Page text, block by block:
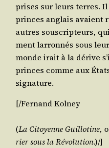
prises sur leurs terres.
princes anglais avaient
autres sous­crip­teurs,
ment lar­ron­nés sous
monde irait à la dérive
princes comme aux
signature.
[/​FernandKol­ney
(La Citoyenne Guillo­tine,
rier sous la Révo­lu­tion.)/​]